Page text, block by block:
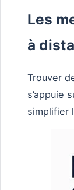
Les
à
Trouver
s’appuie
simplifier